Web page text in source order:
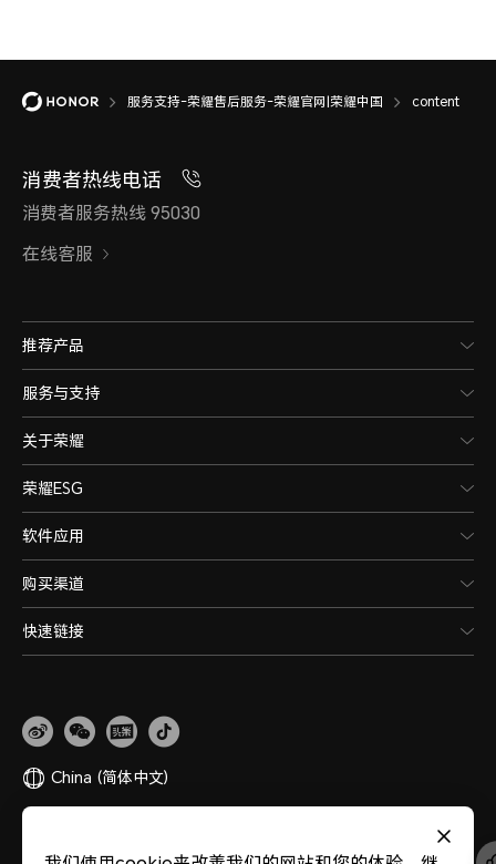
服务支持-荣耀售后服务-荣耀官网|荣耀中国 content
消费者热线电话
消费者服务热线 95030
在线客服
推荐产品
服务与支持
关于荣耀
荣耀ESG
软件应用
购买渠道
快速链接
China (简体中文)